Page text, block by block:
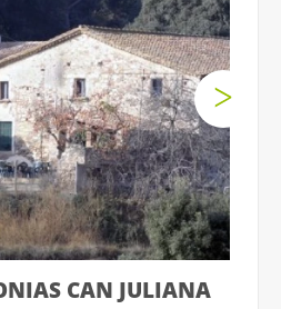
CAN JULIANA